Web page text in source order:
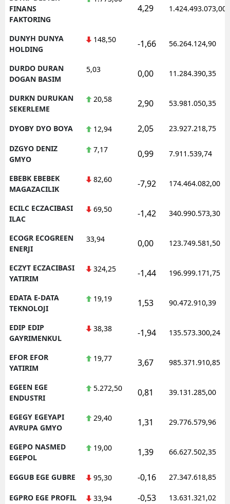
FINANS
FAKTORING
4,29 1.424.493.073,00
DUNYH DUNYA
HOLDING
148,50 -1,66 56.264.124,90
DURDO DURAN
DOGAN BASIM
5,03 0,00 11.284.390,35
DURKN DURUKAN
SEKERLEME
20,58 2,90 53.981.050,35
DYOBY DYO BOYA 12,94 2,05 23.927.218,75
DZGYO DENIZ
GMYO
7,17 0,99 7.911.539,74
EBEBK EBEBEK
MAGAZACILIK
82,60 -7,92 174.464.082,00
ECILC ECZACIBASI
ILAC
69,50 -1,42 340.990.573,30
ECOGR ECOGREEN
ENERJI
33,94 0,00 123.749.581,50
ECZYT ECZACIBASI
YATIRIM
324,25 -1,44 196.999.171,75
EDATA E-DATA
TEKNOLOJI
19,19 1,53 90.472.910,39
EDIP EDIP
GAYRIMENKUL
38,38 -1,94 135.573.300,24
EFOR EFOR
YATIRIM
19,77 3,67 985.371.910,85
EGEEN EGE
ENDUSTRI
5.272,50 0,81 39.131.285,00
EGEGY EGEYAPI
AVRUPA GMYO
29,40 1,31 29.776.579,96
EGEPO NASMED
EGEPOL
19,00 1,39 66.627.502,35
EGGUB EGE GUBRE 95,30 -0,16 27.347.618,85
EGPRO EGE PROFIL 33,94 -0,53 13.631.321,02